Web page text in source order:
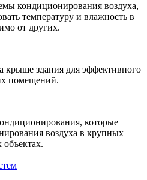
кондиционирования воздуха,
температуру и влажность в
от других.
крыше здания для эффективного
помещений.
которые
воздуха в крупных